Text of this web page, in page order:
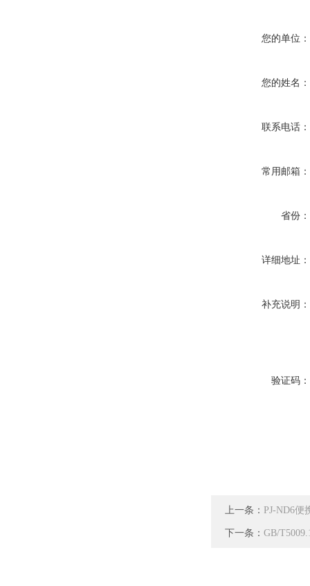
您的单位：
您的姓名：
联系电话：
常用邮箱：
省份：
详细地址：
补充说明：
验证码：
上一条： PJ-ND6便
下一条： GB/